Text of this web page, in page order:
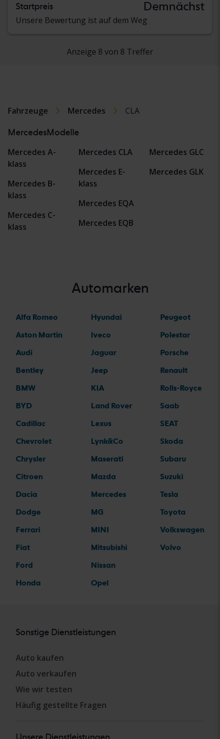
Startpreis Demnächst
Unsere Bewertung ist auf dem Weg
Anzeige 8 von 8 Treffer
Fahrzeuge Mercedes CLA
MercedesModelle
Mercedes A-
klass
Mercedes B-
klass
Mercedes C-
klass
Mercedes CLA
Mercedes E-
klass
Mercedes EQA
Mercedes EQB
Mercedes GLC
Mercedes GLK
Automarken
Alfa Romeo
Aston Martin
Audi
Bentley
BMW
BYD
Cadillac
Chevrolet
Chrysler
Citroen
Dacia
Dodge
Ferrari
Fiat
Ford
Honda
Hyundai
Iveco
Jaguar
Jeep
KIA
Land Rover
Lexus
Lynk&Co
Maserati
Mazda
Mercedes
MG
MINI
Mitsubishi
Nissan
Opel
Peugeot
Polestar
Porsche
Renault
Rolls-Royce
Saab
SEAT
Skoda
Subaru
Suzuki
Tesla
Toyota
Volkswagen
Volvo
Sonstige Dienstleistungen
Auto kaufen
Auto verkaufen
Wie wir testen
Häufig gestellte Fragen
Unsere Dienstleistungen